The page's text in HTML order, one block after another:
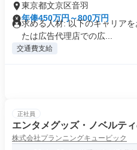
東京都文京区音羽
年俸450万円～800万円
求める人材: 以下のキャリア
たは広告代理店での広...
交通費支給
正社員
エンタメグッズ・ノベルテ
株式会社プランニングキュービック